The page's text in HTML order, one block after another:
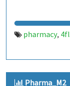
pharmacy, 4fl
Pharma_M2